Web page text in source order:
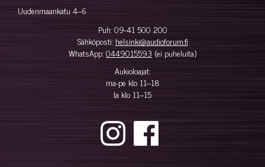
Uudenmaankatu 4–6
Puh:09-41 500 200
Sähköposti: helsinki@audioforum.fi
WhatsApp:0449015593 (ei puheluita)
Aukioloajat:
ma-pe klo 11–18
la klo 11–15